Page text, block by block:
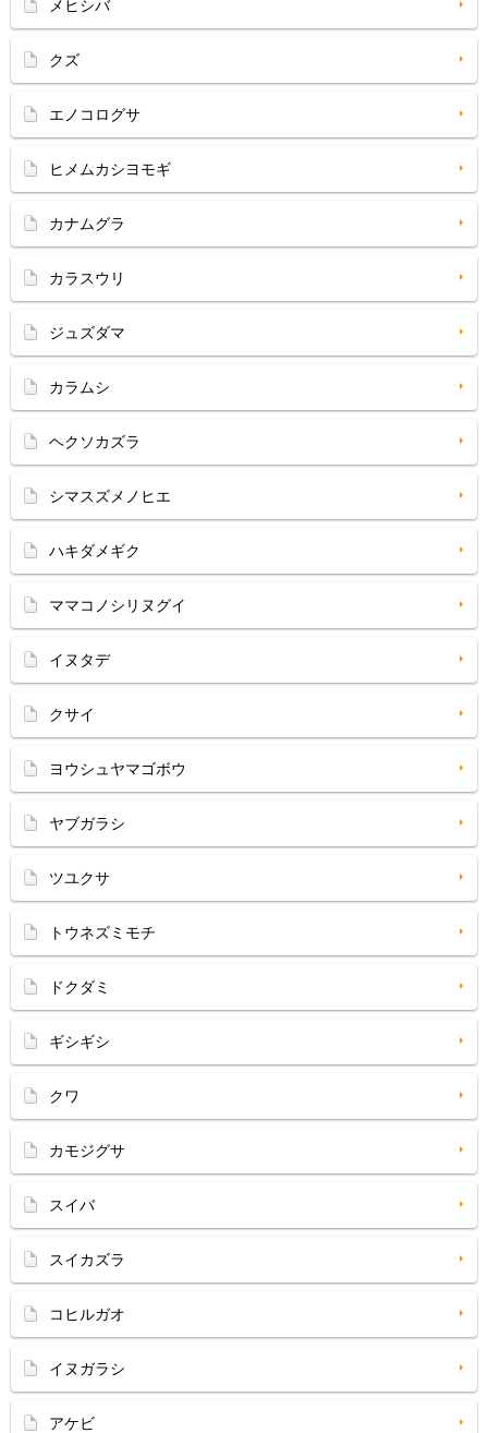
メヒシバ
クズ
エノコログサ
ヒメムカシヨモギ
カナムグラ
カラスウリ
ジュズダマ
カラムシ
ヘクソカズラ
シマスズメノヒエ
ハキダメギク
ママコノシリヌグイ
イヌタデ
クサイ
ヨウシュヤマゴボウ
ヤブガラシ
ツユクサ
トウネズミモチ
ドクダミ
ギシギシ
クワ
カモジグサ
スイバ
スイカズラ
コヒルガオ
イヌガラシ
アケビ